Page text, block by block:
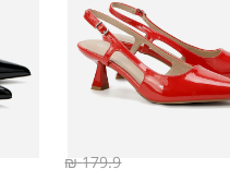
179.9 ₪